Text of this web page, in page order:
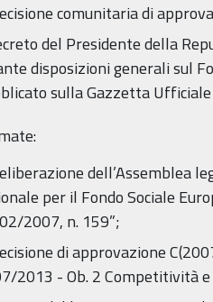
comunitaria di
del Presidente della
disposizioni generali sul
sulla Gazzetta
dell’Assemblea
per il Fondo Sociale
2007, n. 159”;
di approvazione
2013 - Ob. 2 Competitività